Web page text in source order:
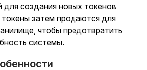
для создания новых токенов
токены затем продаются для
чтобы предотвратить
системы.